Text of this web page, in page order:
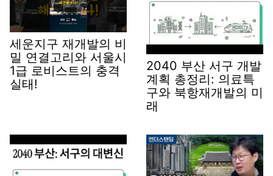
세운지구 재개발의 비
밀 연결고리와 서울시
1급 로비스트의 충격
실태!
2040 부산 서구 개발
계획 총정리: 의료특
구와 북항재개발의 미
래